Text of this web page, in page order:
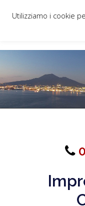
Utilizziamo i cookie